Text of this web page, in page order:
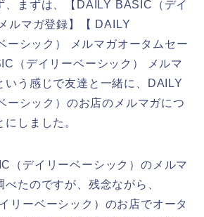
、まずは、【DAILY BASIC（デイ
ルマガ登録】【 DAILY
ーシック） メルマガオータムセー
（デイリーベーシック） メルマ
いう感じで友達と一緒に、DAILY
ーシック）のお店のメルマガにつ
しました。
（デイリーベーシック）のメルマ
たのですが、残念ながら、
リーベーシック）のお店でオータ